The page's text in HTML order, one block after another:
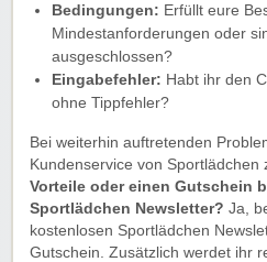
Bedingungen: Erfüllt eure
Mindestanforderungen oder
ausgeschlossen?
Eingabefehler: Habt ihr den
ohne Tippfehler?
Bei weiterhin auftretenden
Kundenservice von Sportlädchen
Vorteile oder einen Gutschein
Sportlädchen Newsletter? Ja,
kostenlosen Sportlädchen
Gutschein. Zusätzlich werdet ihr